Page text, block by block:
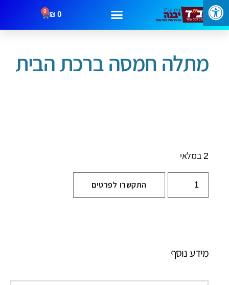
0
₪
0
עמוד הבית/חמסות ברכות וסגולות/ מתלה חמסה ברכת הבית
מתלה חמסה ברכת הבית
2 במלאי
התקשרו לפרטים
מידע נוסף